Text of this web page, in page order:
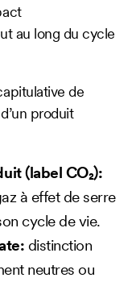
au long du cycle
de
produit
(label CO₂):
à effet de serre
cycle de vie.
distinction
neutres ou